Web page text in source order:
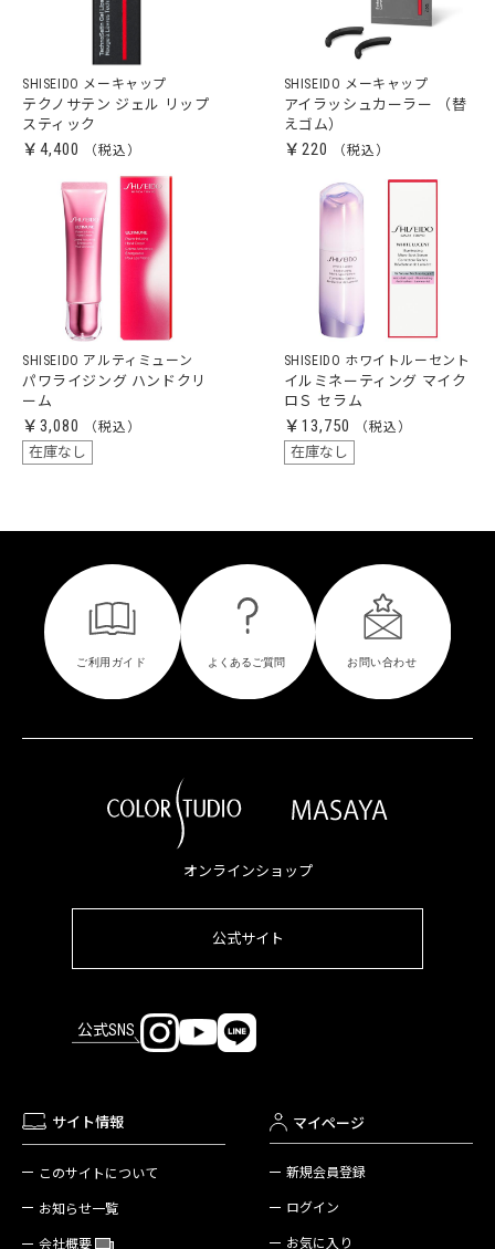
SHISEIDO メーキャップ
テクノサテン ジェル リップ
スティック
￥4,400
SHISEIDO メーキャップ
アイラッシュカーラー （替
えゴム）
￥220
SHISEIDO アルティミューン
パワライジング ハンドクリ
ーム
￥3,080
在庫なし
SHISEIDO ホワイトルーセント
イルミネーティング マイク
ロＳ セラム
￥13,750
在庫なし
オンラインショップ
公式サイト
公式SNS
サイト情報
このサイトについて
お知らせ一覧
会社概要
マイページ
新規会員登録
ログイン
お気に入り